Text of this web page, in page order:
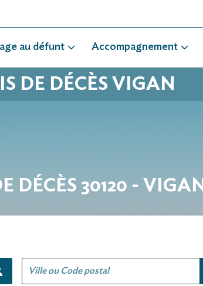
au défunt Accompagnement
DE DÉCÈS VIGAN
DÉCÈS 30120 - VIGAN